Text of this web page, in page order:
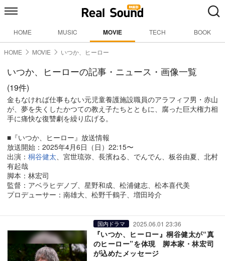
HOME MUSIC MOVIE TECH BOOK
HOME MOVIE いつか、ヒーロー
いつか、ヒーローの記事・ニュース・画像一覧
(19件)
金もなければ仕事もない元児童養護施設職員のアラフィフ男・赤山
が、夢を失くしたかつての教え子たちとともに、腐った巨大権力相
手に痛快な復讐劇を繰り広げる。
■『いつか、ヒーロー』放送情報
放送開始：2025年4月6日（日）22:15〜
出演： 桐谷健太、宮世琉弥、長濱ねる、でんでん、板谷由夏、北村
有起哉
脚本：林宏司
監督：アベラヒデノブ、星野和成、松浦健志、松本喜代美
プロデューサー：南雄大、松野千鶴子、増田玲介
国内ドラマ 2025.06.01 23:36
『いつか、ヒーロー』桐谷健太が“真
のヒーロー”を体現 脚本家・林宏司
が込めたメッセージ